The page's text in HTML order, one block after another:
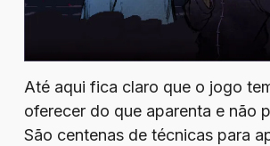
Até aqui fica claro que o jogo
oferecer do que aparenta e não
São centenas de técnicas para